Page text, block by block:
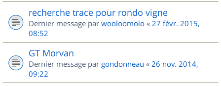
recherche trace pour rondo vigne
Dernier message par wooloomolo « 27 févr. 2015,
08:52
GT Morvan
Dernier message par gondonneau « 26 nov. 2014,
09:22